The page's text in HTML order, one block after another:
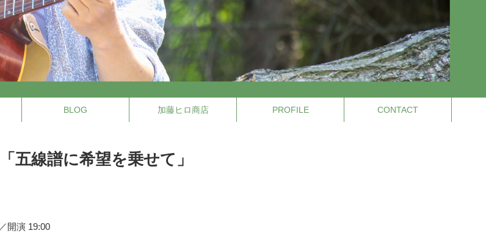
BLOG 加藤ヒロ商店 PROFILE CONTACT
五線譜に希望を乗せて」
開演 19:00